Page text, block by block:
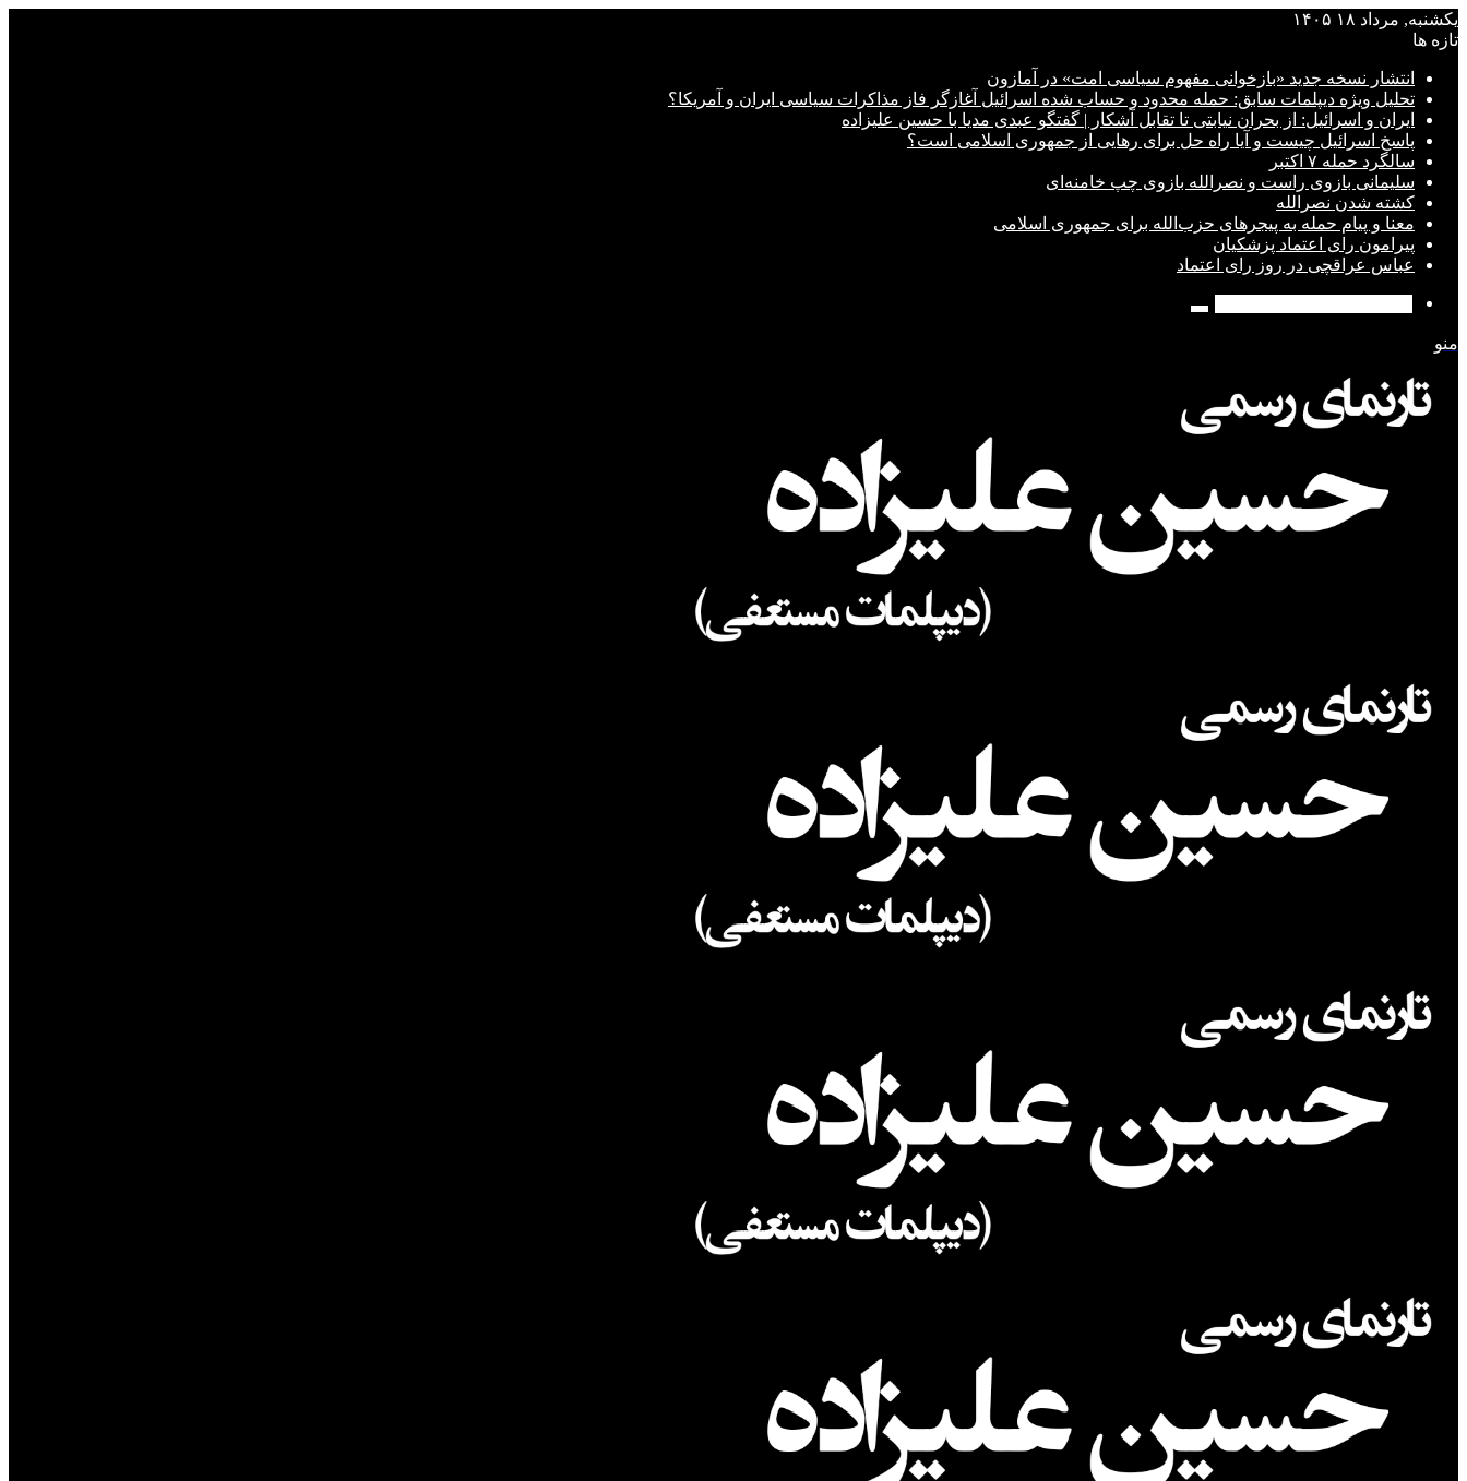
یکشنبه, مرداد ۱۸ ۱۴۰۵
تازه ها
انتشار نسخه جدید «بازخوانی مفهوم سیاسی امت» در آمازون
تحلیل ویژه دیپلمات سابق: حمله محدود و حساب شده اسرائیل آغازگر فاز مذاکرات سیاسی ایران و آمریکا؟
ایران و اسرائیل: از بحران نیابتی تا تقابل آشکار | گفتگو عبدی مدیا با حسین علیزاده
پاسخ اسرائیل چیست و آیا راه حل برای رهایی از جمهوری اسلامی است؟
سالگرد حمله ۷ اکتبر
سلیمانی بازوی راست و نصرالله بازوی چپ خامنه‌ای
کشته شدن نصرالله
معنا و پیام حمله به پیجرهای حزب‌الله برای جمهوری اسلامی
پیرامون رای اعتماد پزشکیان
عباس عراقچی در روز رای اعتماد
جستجو
منو